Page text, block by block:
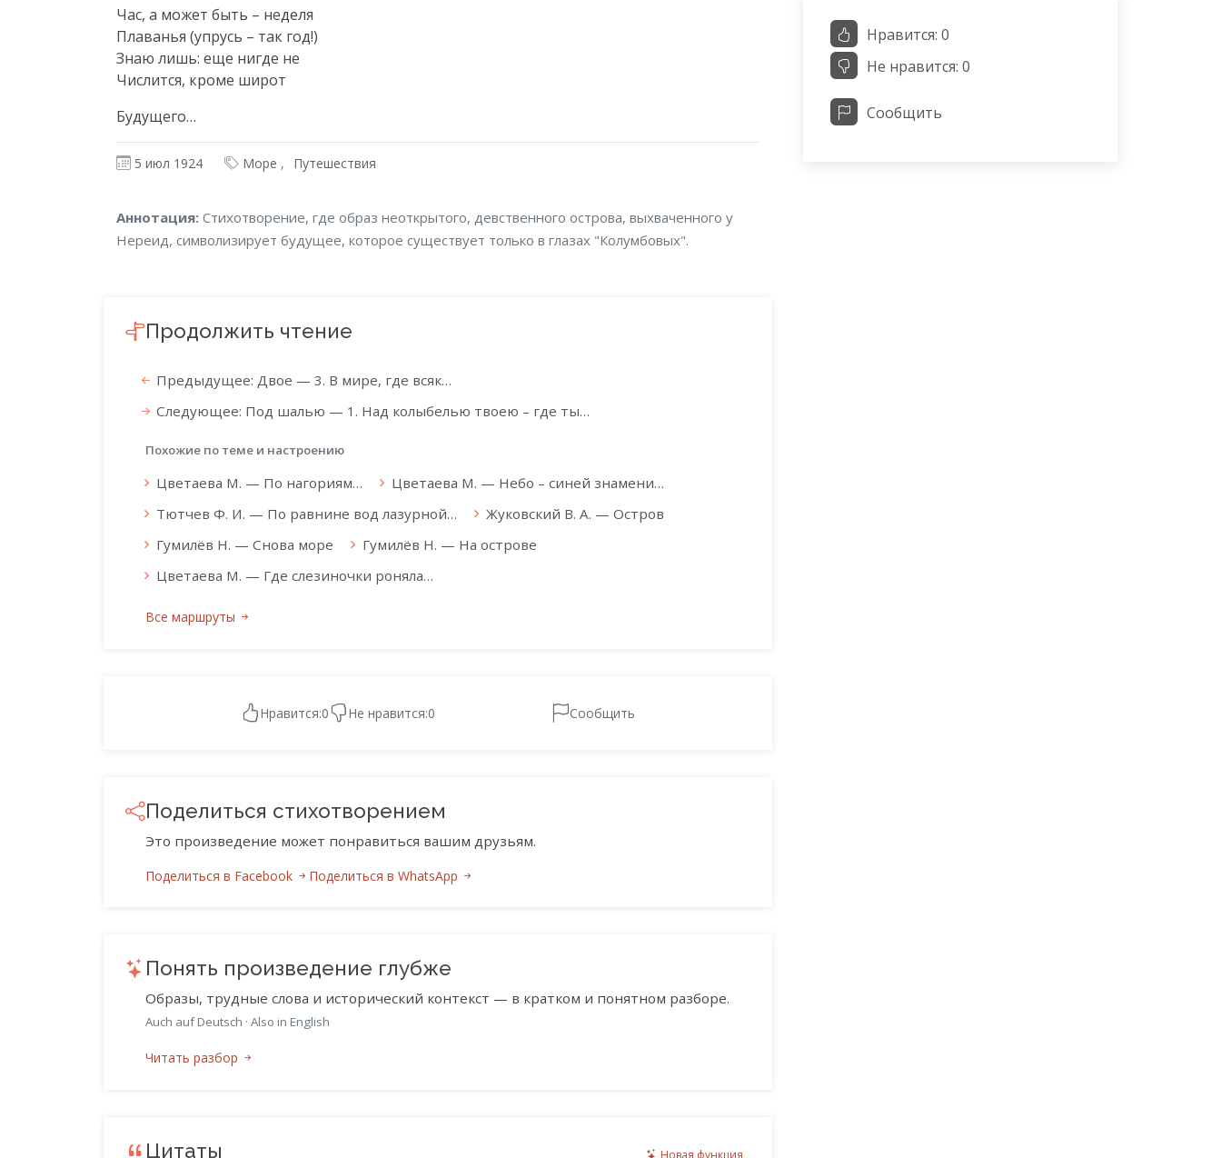
Час, а может быть – неделя
Плаванья (упрусь – так год!)
Знаю лишь: еще нигде не
Числится, кроме широт
Будущего…
5 июл 1924 Море Путешествия
Аннотация
Аннотация:Стихотворение, где образ неоткрытого, девственного острова, выхваченного у
Нереид, символизирует будущее, которое существует только в глазах "Колумбовых".
Продолжить чтение
Предыдущее: Двое — 3. В мире, где всяк…
Следующее: Под шалью — 1. Над колыбелью твоею – где ты…
Похожие по теме и настроению
Цветаева М. — По нагориям…
Цветаева М. — Небо – синей знамени…
Тютчев Ф. И. — По равнине вод лазурной…
Жуковский В. А. — Остров
Гумилёв Н. — Снова море
Гумилёв Н. — На острове
Цветаева М. — Где слезиночки роняла…
Все маршруты
Нравится:0 Не нравится:0 Сообщить
Поделиться стихотворением
Это произведение может понравиться вашим друзьям.
Поделиться в Facebook Поделиться в WhatsApp
Понять произведение глубже
Образы, трудные слова и исторический контекст — в кратком и понятном разборе.
Auch auf Deutsch · Also in English
Читать разбор
Цитаты Новая функция
Нравится: 0
Не нравится: 0
Сообщить